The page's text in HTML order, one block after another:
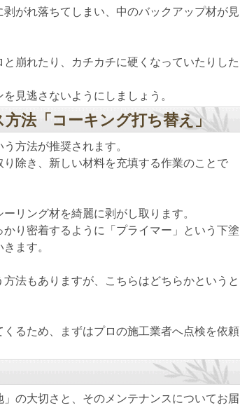
剥がれ落ちてしまい、中のバックアップ材が見
崩れたり、カチカチに硬くなっていたりした
見逃さないようにしましょう。
法「コーキング打ち替え」
方法が推奨されます。
除き、新しい材料を充填する作業のことで
リング材を綺麗に剥がし取ります。
り密着するように「プライマー」という下塗
ます。
法もありますが、こちらはどちらかというと
るため、まずはプロの施工業者へ点検を依頼
の大切さと、そのメンテナンスについてお届